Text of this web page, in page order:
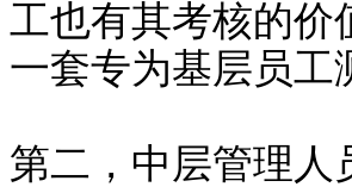
工也有其考核的价
一套专为基层员工
第二，中层管理人